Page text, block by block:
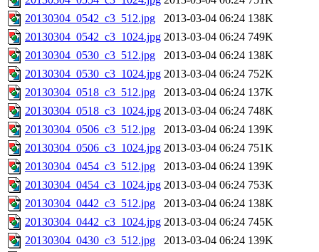
20130304_0542_c3_512.jpg
2013-03-04 06:24 138K
20130304_0542_c3_1024.jpg 2013-03-04 06:24 749K
20130304_0530_c3_512.jpg
2013-03-04 06:24 138K
20130304_0530_c3_1024.jpg 2013-03-04 06:24 752K
20130304_0518_c3_512.jpg
2013-03-04 06:24 137K
20130304_0518_c3_1024.jpg 2013-03-04 06:24 748K
20130304_0506_c3_512.jpg
2013-03-04 06:24 139K
20130304_0506_c3_1024.jpg 2013-03-04 06:24 751K
20130304_0454_c3_512.jpg
2013-03-04 06:24 139K
20130304_0454_c3_1024.jpg 2013-03-04 06:24 753K
20130304_0442_c3_512.jpg
2013-03-04 06:24 138K
20130304_0442_c3_1024.jpg 2013-03-04 06:24 745K
20130304_0430_c3_512.jpg
2013-03-04 06:24 139K